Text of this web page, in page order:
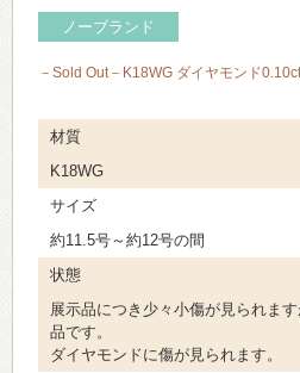
ノーブランド
－Sold Out－K18WG ダイヤモンド
材質
K18WG
サイズ
約11.5号～約12号の間
状態
展示品につき少々小傷が見られま
品です。
ダイヤモンドに傷が見られます。